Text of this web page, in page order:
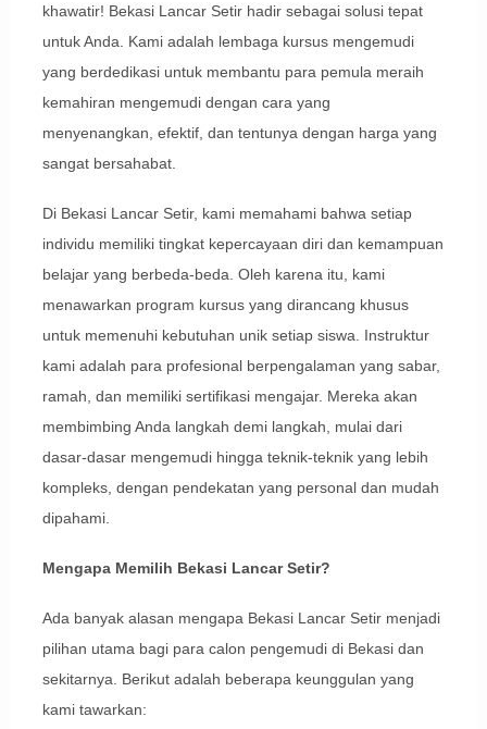
khawatir! Bekasi Lancar Setir hadir sebagai solusi tepat
untuk Anda. Kami adalah lembaga kursus mengemudi
yang berdedikasi untuk membantu para pemula meraih
kemahiran mengemudi dengan cara yang
menyenangkan, efektif, dan tentunya dengan harga yang
sangat bersahabat.
Di Bekasi Lancar Setir, kami memahami bahwa setiap
individu memiliki tingkat kepercayaan diri dan kemampuan
belajar yang berbeda-beda. Oleh karena itu, kami
menawarkan program kursus yang dirancang khusus
untuk memenuhi kebutuhan unik setiap siswa. Instruktur
kami adalah para profesional berpengalaman yang sabar,
ramah, dan memiliki sertifikasi mengajar. Mereka akan
membimbing Anda langkah demi langkah, mulai dari
dasar-dasar mengemudi hingga teknik-teknik yang lebih
kompleks, dengan pendekatan yang personal dan mudah
dipahami.
Mengapa Memilih Bekasi Lancar Setir?
Ada banyak alasan mengapa Bekasi Lancar Setir menjadi
pilihan utama bagi para calon pengemudi di Bekasi dan
sekitarnya. Berikut adalah beberapa keunggulan yang
kami tawarkan: